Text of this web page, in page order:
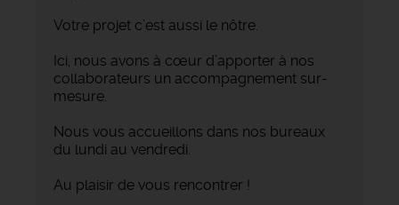
Votre projet c’est aussi le nôtre.
Ici, nous avons à cœur d’apporter à nos
collaborateurs un accompagnement sur-
mesure.
Nous vous accueillons dans nos bureaux
du lundi au vendredi.
Au plaisir de vous rencontrer !